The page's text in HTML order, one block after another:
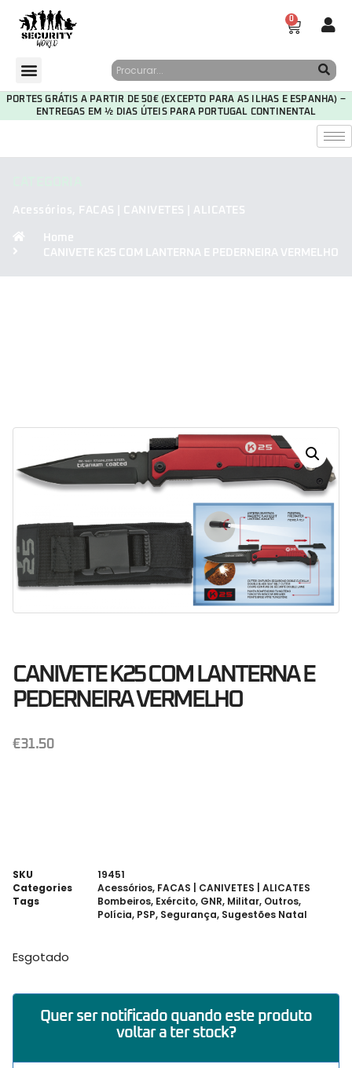
0
PORTES GRÁTIS A PARTIR DE 50€ (EXCEPTO PARA AS ILHAS E ESPANHA) –
ENTREGAS EM ½ DIAS ÚTEIS PARA PORTUGAL CONTINENTAL
Acessórios, FACAS | CANIVETES | ALICATES
Home
CANIVETE K25 COM LANTERNA E PEDERNEIRA VERMELHO
CANIVETE K25 COM LANTERNA E
PEDERNEIRA VERMELHO
€31.50
SKU
19451
Categories
Acessórios, FACAS | CANIVETES | ALICATES
Tags
Bombeiros, Exército, GNR, Militar, Outros,
Polícia, PSP, Segurança, Sugestões Natal
Esgotado
Quer ser notificado quando este produto
voltar a ter stock?